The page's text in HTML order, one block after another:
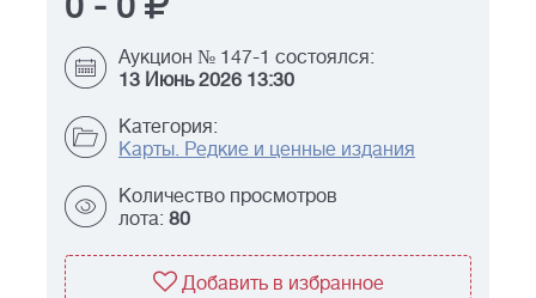
Аукцион № 147-1 состоялся:
13 Июнь 2026 13:30
Категория:
Карты. Редкие и ценные издания
Количество просмотров
лота: 80
Добавить в избранное